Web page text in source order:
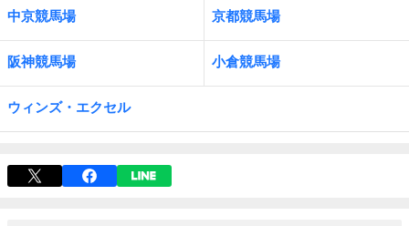
中京競馬場 京都競馬場
阪神競馬場 小倉競馬場
ウィンズ・エクセル